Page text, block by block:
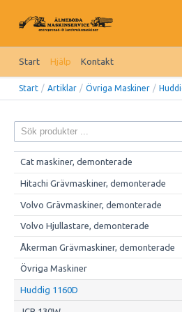
Start Hjälp Kontakt
Start / Artiklar / Övriga Maskiner /
Cat maskiner, demonterade
Hitachi Grävmaskiner, demonterade
Volvo Grävmaskiner, demonterade
Volvo Hjullastare, demonterade
Åkerman Grävmaskiner, demonterade
Övriga Maskiner
Huddig 1160D